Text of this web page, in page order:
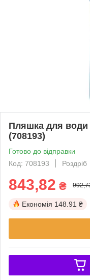
Пляшка для води
(708193)
Готово до відправки
Код: 708193
Роздріб
843,82 ₴
Економія 148.91 ₴